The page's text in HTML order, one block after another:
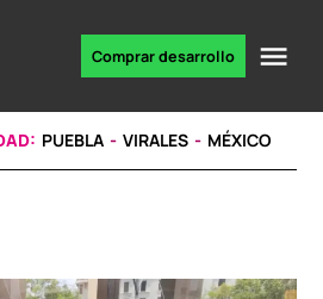
Comprar desarrollo
PUEBLA VIRALES MÉXICO